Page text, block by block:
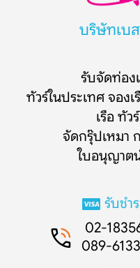
บริษัทเบ
รับจัดท่อง
ทัวร์ในประเทศ จอง
เรือ ทัว
จัดกรุ๊ปเหมา
ใบอนุญาต
รับชำ
02-
089-